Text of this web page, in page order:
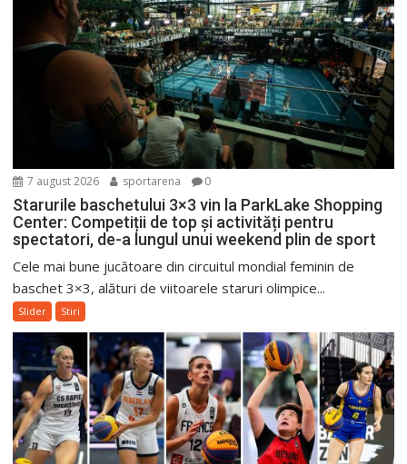
7 august 2026 sportarena 0
Starurile baschetului 3×3 vin la ParkLake Shopping
Center: Competiții de top și activități pentru
spectatori, de-a lungul unui weekend plin de sport
Cele mai bune jucătoare din circuitul mondial feminin de
baschet 3×3, alături de viitoarele staruri olimpice...
Slider Stiri